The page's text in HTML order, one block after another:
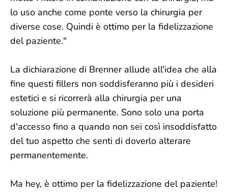
lo uso anche come ponte verso la chirurgia per
diverse cose. Quindi è ottimo per la fidelizzazione
del paziente."
La dichiarazione di Brenner allude all'idea che alla
fine questi fillers non soddisferanno più i desideri
estetici e si ricorrerà alla chirurgia per una
soluzione più permanente. Sono solo una porta
d'accesso fino a quando non sei così insoddisfatto
del tuo aspetto che senti di doverlo alterare
permanentemente.
Ma hey, è ottimo per la fidelizzazione del paziente!